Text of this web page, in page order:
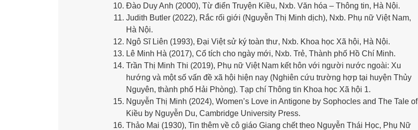
Đào Duy Anh (2000), Từ điển Truyện Kiều, Nxb. Văn hóa – Thông tin, Hà Nội.
Judith Butler (2022), Rắc rối giới (Nguyễn Thị Minh dịch), Nxb. Phụ nữ Việt Nam,
Hà Nội.
Ngô Sĩ Liên (1993), Đại Việt sử ký toàn thư, Nxb. Khoa học Xã hội, Hà Nội.
Lê Minh Hà (2017), Cổ tích cho ngày mới, Nxb. Trẻ, Thành phố Hồ Chí Minh.
Trần Thị Minh Thi (2019), Phụ nữ Việt Nam kết hôn với người nước ngoài: Xu
hướng và một số vấn đề xã hội hiện nay (Nghiên cứu trường hợp tại huyện Thủy
Nguyên, thành phố Hải Phòng). Tạp chí Thông tin Khoa học Xã hội 1.
Nguyễn Thị Minh (2024), Women’s Love in Antigone by Sophocles and The Tale of
Kiều by Nguyễn Du, Cambridge University Press.
Thảo Mai (1930), Tin thêm về cô giáo Giang chết theo Nguyễn Thái Học, Phụ Nữ